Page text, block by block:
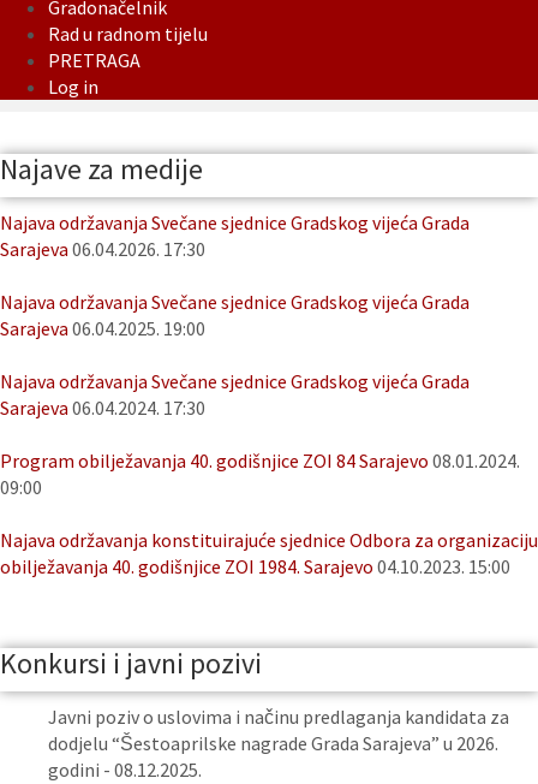
Gradonačelnik
Rad u radnom tijelu
PRETRAGA
Log in
Najave za medije
Najava održavanja Svečane sjednice Gradskog vijeća Grada
Sarajeva 06.04.2026. 17:30
Najava održavanja Svečane sjednice Gradskog vijeća Grada
Sarajeva 06.04.2025. 19:00
Najava održavanja Svečane sjednice Gradskog vijeća Grada
Sarajeva 06.04.2024. 17:30
Program obilježavanja 40. godišnjice ZOI 84 Sarajevo 08.01.2024.
09:00
Najava održavanja konstituirajuće sjednice Odbora za organizaciju
obilježavanja 40. godišnjice ZOI 1984. Sarajevo 04.10.2023. 15:00
Konkursi i javni pozivi
Javni poziv o uslovima i načinu predlaganja kandidata za
dodjelu “Šestoaprilske nagrade Grada Sarajeva” u 2026.
godini - 08.12.2025.